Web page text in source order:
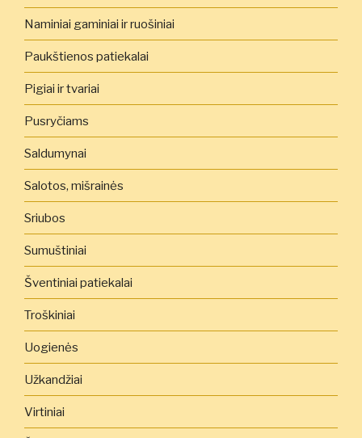
Naminiai gaminiai ir ruošiniai
Paukštienos patiekalai
Pigiai ir tvariai
Pusryčiams
Saldumynai
Salotos, mišrainės
Sriubos
Sumuštiniai
Šventiniai patiekalai
Troškiniai
Uogienės
Užkandžiai
Virtiniai